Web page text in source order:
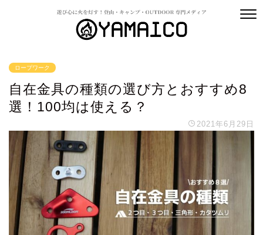
ロープワーク
自在金具の種類の選び方とおすすめ8
選！100均は使える？
2021年6月29日